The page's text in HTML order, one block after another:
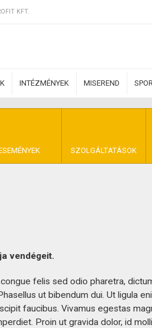
KFT.
INTÉZMÉNYEK MISEREND
SZOLGÁLTATÁSOK
vendégeit.
felis sed odio pharetra,
ut bibendum dui. Ut ligula
faucibus. Vivamus egestas
Proin ut gravida dolor, id